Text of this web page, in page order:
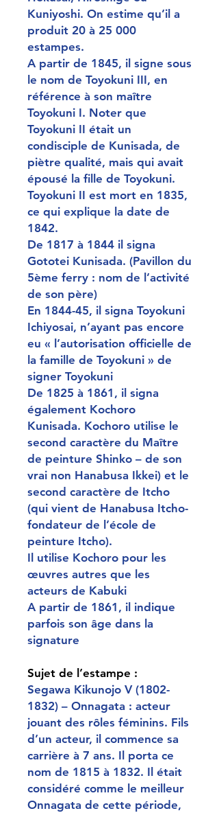
Kuniyoshi. On estime qu’il a
produit 20 à 25 000
estampes.
A partir de 1845, il signe sous
le nom de Toyokuni III, en
référence à son maître
Toyokuni I. Noter que
Toyokuni II était un
condisciple de Kunisada, de
piètre qualité, mais qui avait
épousé la fille de Toyokuni.
Toyokuni II est mort en 1835,
ce qui explique la date de
1842.
De 1817 à 1844 il signa
Gototei Kunisada. (Pavillon du
5ème ferry : nom de l’activité
de son père)
En 1844-45, il signa Toyokuni
Ichiyosai, n’ayant pas encore
eu « l’autorisation officielle de
la famille de Toyokuni » de
signer Toyokuni
De 1825 à 1861, il signa
également Kochoro
Kunisada. Kochoro utilise le
second caractère du Maître
de peinture Shinko – de son
vrai non Hanabusa Ikkei) et le
second caractère de Itcho
(qui vient de Hanabusa Itcho-
fondateur de l’école de
peinture Itcho).
Il utilise Kochoro pour les
œuvres autres que les
acteurs de Kabuki
A partir de 1861, il indique
parfois son âge dans la
signature
Sujet de l’estampe :
Segawa Kikunojo V (1802-
1832) – Onnagata : acteur
jouant des rôles féminins. Fils
d’un acteur, il commence sa
carrière à 7 ans. Il porta ce
nom de 1815 à 1832. Il était
considéré comme le meilleur
Onnagata de cette période,